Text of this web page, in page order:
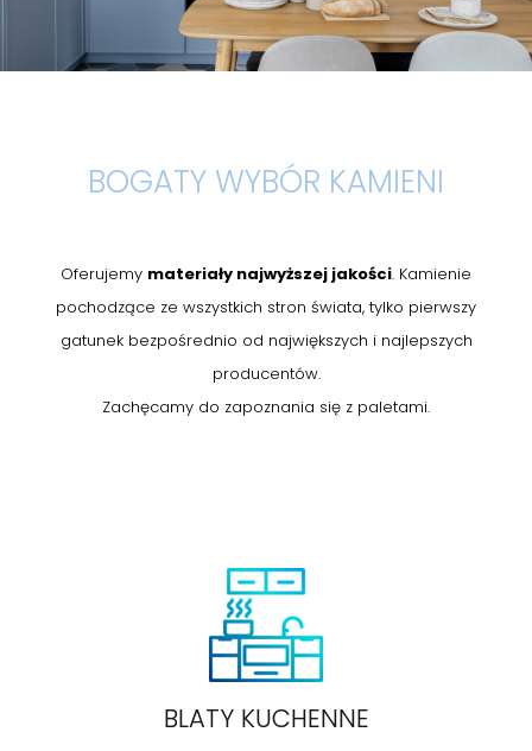
BOGATY WYBÓR KAMIENI
Oferujemy materiały najwyższej jakości. Kamienie
pochodzące ze wszystkich stron świata, tylko pierwszy
gatunek bezpośrednio od największych i najlepszych
producentów.
Zachęcamy do zapoznania się z paletami.
BLATY KUCHENNE